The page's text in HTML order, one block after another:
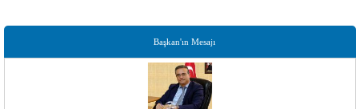
Başkan'ın Mesajı